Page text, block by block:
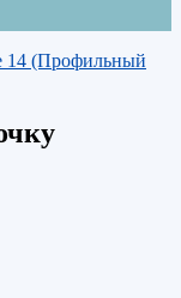
14 (Профильный